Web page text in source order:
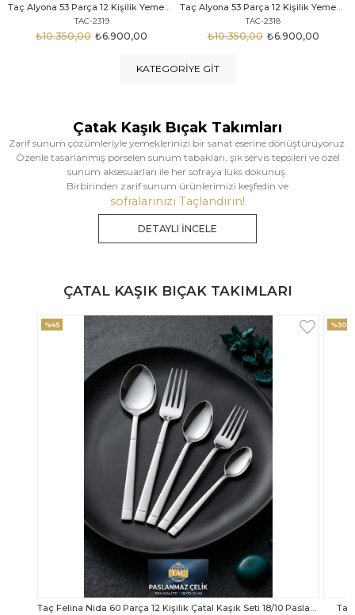
Taç Alyona 53 Parça 12 Kişilik Yemek Takımı Gold
TAC-2318
₺6.900,00
₺10.350,00
Taç Eliza Alyona 53 Parça 12 Kişilik Yemek Takımı Platin
TAC-2316
₺9.499,00
₺12.669,00
KATEGORIYE GIT
Çatak Kaşık Bıçak Takımları
Zarif sunum çözümleriyle yemeklerinizi bir sanat eserine dönüştürüyoruz.
Özenle tasarlanmış porselen sunum tabakları, şık servis tepsileri ve özel
sunum aksesuarları ile her sofraya lüks dokunuş.
Birbirinden zarif sunum ürünlerimizi keşfedin ve
sofralarınızı Taçlandırın!
DETAYLI İNCELE
ÇATAL KAŞIK BIÇAK TAKIMLARI
Taç Calista Tivoli 72 Parça 12 Kişilik Çatal Kaşık Bıçak Seti
%30
Taç
%33